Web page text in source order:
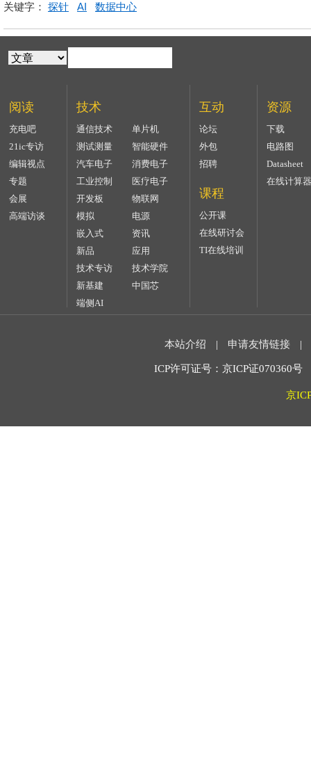
关键字： 探针 AI 数据中心
阅读
充电吧
21ic专访
编辑视点
专题
会展
高端访谈
技术
通信技术
单片机
测试测量
智能硬件
汽车电子
消费电子
工业控制
医疗电子
开发板
物联网
模拟
电源
嵌入式
资讯
新品
应用
技术专访
技术学院
新基建
中国芯
端侧AI
互动
论坛
外包
招聘
课程
公开课
在线研讨会
TI在线培训
资源
下载
电路图
Datasheet
在线计算器
本站介绍 | 申请友情链接 |
ICP许可证号：京ICP证070360
京